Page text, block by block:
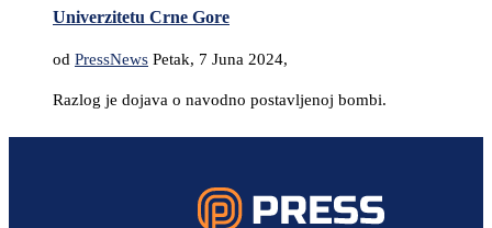
Univerzitetu Crne Gore
od PressNews Petak, 7 Juna 2024,
Razlog je dojava o navodno postavljenoj bombi.